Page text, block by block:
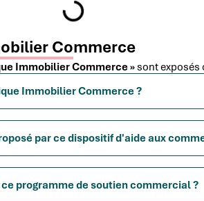
Commerce
Immobilier Commerce »sont exposés
Immobilier Commerce ?
par ce dispositif d'aide aux
programme de soutien commercial ?